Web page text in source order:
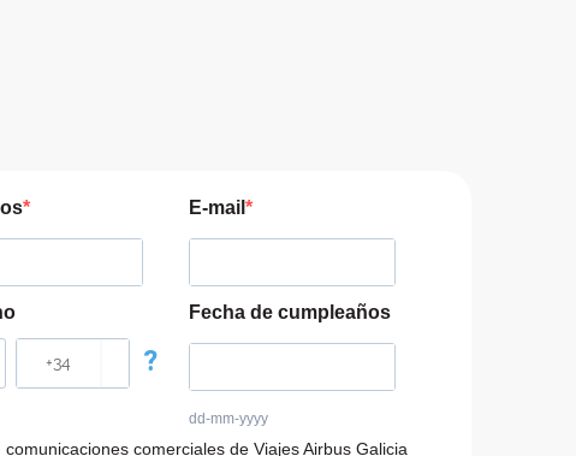
E-mail
?
Fecha de cumpleaños
dd-mm-yyyy
comerciales de Viajes Airbus Galicia